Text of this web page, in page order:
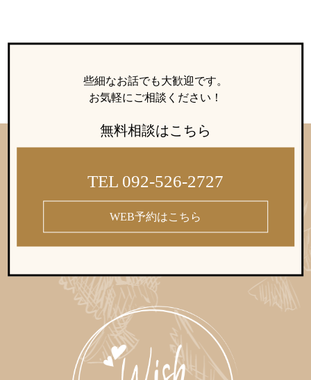
些細なお話でも大歓迎です。
お気軽にご相談ください！
無料相談はこちら
TEL 092-526-2727
WEB予約はこちら